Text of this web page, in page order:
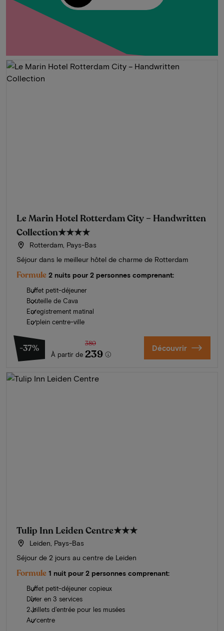
Le Marin Hotel Rotterdam City – Handwritten
Collection★★★★
Rotterdam, Pays-Bas
Séjour dans le meilleur hôtel de charme de Rotterdam
Formule 2 nuits pour 2 personnes comprenant:
Buffet petit-déjeuner
Bouteille de Cava
Enregistrement matinal
En plein centre-ville
-37%
À partir de
380
239 Découvrir
Tulip Inn Leiden Centre★★★
Leiden, Pays-Bas
Séjour de 2 jours au centre de Leiden
Formule 1 nuit pour 2 personnes comprenant:
Buffet petit-déjeuner copieux
Dîner en 3 services
2 billets d'entrée pour les musées
Au centre